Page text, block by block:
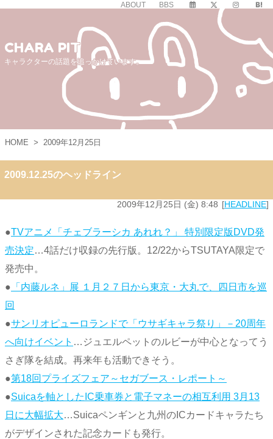
ABOUT BBS
CHARA PIT
キャラクターの話題を追っかけています。
HOME > 2009年12月25日
2009.12.25のヘッドライン
2009年12月25日 (金) 8:48 HEADLINE
●TVアニメ「チェブラーシカ あれれ？」 特別限定版DVD発
売決定…4話だけ収録の先行版。12/22からTSUTAYA限定で
発売中。
● 「内藤ルネ」展 １月２７日から東京・大丸で、四日市を巡
回
●サンリオピューロランドで「ウサギキャラ祭り」－20周年
へ向けイベント …ジュエルペットのルビーが中心となってう
さぎ隊を結成。再来年も活動できそう。
●第18回プライズフェア～セガブース・レポート～
●Suicaを軸としたIC乗車券と電子マネーの相互利用 3月13
日に大幅拡大…Suicaペンギンと九州のICカードキャラたち
がデザインされた記念カードも発行。